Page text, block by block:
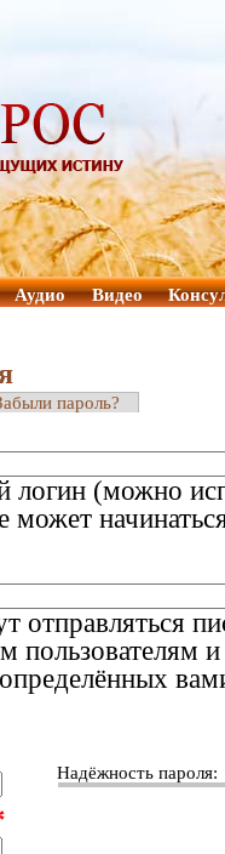
Аудио Видео
пароль?
логин (можно
отправляться
пользователям
Надёжность пароля: